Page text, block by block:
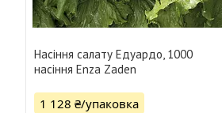
Насіння салату Едуардо, 1000
насіння Enza Zaden
1 128 ₴/упаковка